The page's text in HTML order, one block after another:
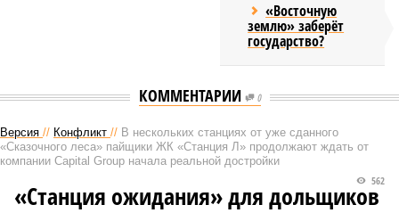
«Восточную
землю» заберёт
государство?
КОММЕНТАРИИ 0
Версия // Конфликт // В нескольких станциях от уже сданного
«Сказочного леса» пайщики ЖК «Станция Л» продолжают ждать от
компании Capital Group начала реальной достройки
562
«Станция ожидания» для дольщиков